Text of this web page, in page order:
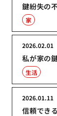
鍵紛失の
家
私が家の
2026.02.01
生活
信頼でき
2026.01.11